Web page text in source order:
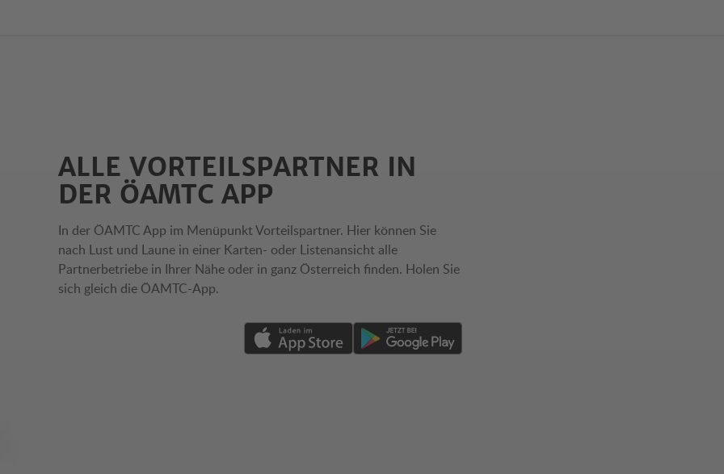
ALLE VORTEILSPARTNER IN
DER ÖAMTC APP
In der ÖAMTC App im Menüpunkt Vorteilspartner. Hier können Sie
nach Lust und Laune in einer Karten- oder Listenansicht alle
Partnerbetriebe in Ihrer Nähe oder in ganz Österreich finden. Holen Sie
sich gleich die ÖAMTC-App.
Download von App im Apple App StoreDownload von App im Google Play Store